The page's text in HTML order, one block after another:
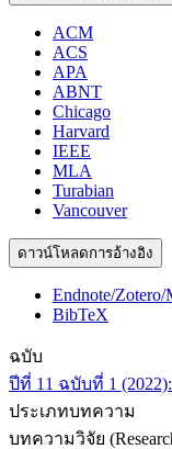
ACM
ACS
APA
ABNT
Chicago
Harvard
IEEE
MLA
Turabian
Vancouver
ดาวน์โหลดการอ้างอิง
Endnote/
BibTeX
ฉบับ
ปีที่ 11 ฉบับที่ 1
ประเภทบทความ
บทความวิจัย